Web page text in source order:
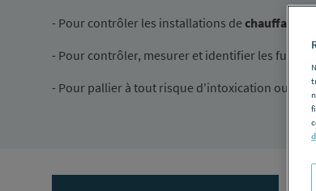
- Pour contrôler les installations dechauffage
- Pour contrôler, mesurer et identifier les fuites de
- Pour pallier à tout risque d'intoxication ou